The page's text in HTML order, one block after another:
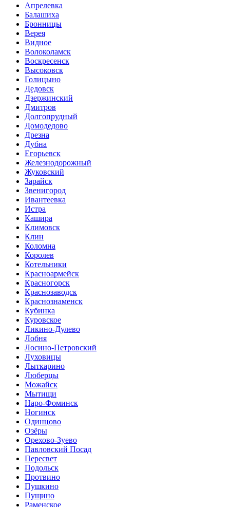
Апрелевка
Балашиха
Бронницы
Верея
Видное
Волоколамск
Воскресенск
Высоковск
Голицыно
Дедовск
Дзержинский
Дмитров
Долгопрудный
Домодедово
Дрезна
Дубна
Егорьевск
Железнодорожный
Жуковский
Зарайск
Звенигород
Ивантеевка
Истра
Кашира
Климовск
Клин
Коломна
Королев
Котельники
Красноармейск
Красногорск
Краснозаводск
Краснознаменск
Кубинка
Куровское
Ликино-Дулево
Лобня
Лосино-Петровский
Луховицы
Лыткарино
Люберцы
Можайск
Мытищи
Наро-Фоминск
Ногинск
Одинцово
Озёры
Орехово-Зуево
Павловский Посад
Пересвет
Подольск
Протвино
Пушкино
Пущино
Раменское